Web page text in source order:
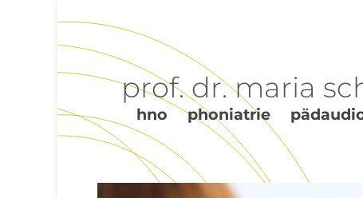
prof. dr. maria
hno phoniatrie